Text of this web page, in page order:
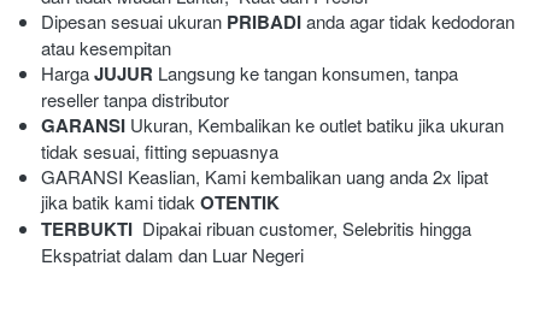
Dipesan sesuai ukuran PRIBADI anda agar tidak kedodoran
atau kesempitan
Harga JUJUR Langsung ke tangan konsumen, tanpa
reseller tanpa distributor
GARANSI Ukuran, Kembalikan ke outlet batiku jika ukuran
tidak sesuai, fitting sepuasnya
GARANSI Keaslian, Kami kembalikan uang anda 2x lipat
jika batik kami tidak OTENTIK
TERBUKTI
  Dipakai ribuan customer, Selebritis hingga
Ekspatriat dalam dan Luar Negeri